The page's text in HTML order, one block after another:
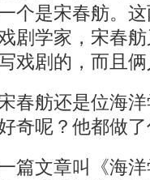
个是宋春舫。
剧学家，宋春
戏剧的，而且
舫还是位海洋
奇呢？他都做
文章叫《海洋